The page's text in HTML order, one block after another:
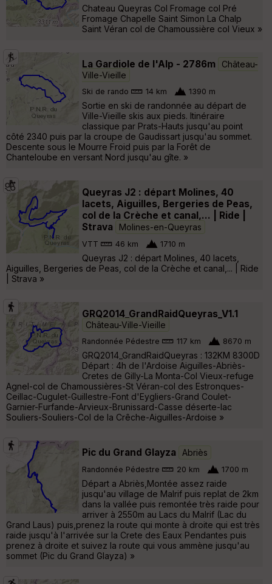
Chateau Queyras Col Fromage col Pré
Fromage Chapelle Saint Simon La Chalp
Saint Véran col de Chamoussière col Vieux »
La Gardiole de l'Alp - 2786m
Château-
Ville-Vieille
Ski de rando 14 km 1390 m
Sortie en ski de randonnée au départ de
Ville-Vieille skis aux pieds. Itinéraire
classique par Prats-Hauts jusqu'au point
côté 2340 puis par la croupe de Gaudissart jusqu'au sommet.
Descente sous le Mourre Froid puis par la Forêt de
Chanteloube en versant Nord jusqu'au gîte. »
Queyras J2 : départ Molines, 40
lacets, Aiguilles, Bergeries de Peas,
col de la Crèche et canal,... | Ride |
Strava
Molines-en-Queyras
VTT 46 km 1710 m
Queyras J2 : départ Molines, 40 lacets,
Aiguilles, Bergeries de Peas, col de la Crèche et canal,... | Ride
| Strava »
GRQ2014_GrandRaidQueyras_V1.1
Château-Ville-Vieille
Randonnée Pédestre 117 km 8670 m
GRQ2014_GrandRaidQueyras : 132KM 8300D
Départ : 4h de l'Ardoise Aiguilles-Abriès-
Cretes de Gilly-La Monta-Col Vieux-refuge
Agnel-col de Chamoussières-St Véran-col des Estronques-
Ceillac-Cugulet-Guillestre-Font d'Eygliers-Grand Coulet-
Garnier-Furfande-Arvieux-Brunissard-Casse déserte-lac
Souliers-Souliers-Col de la Crêche-Aiguilles-Ardoise »
Pic du Grand Glayza Abriès
Randonnée Pédestre 20 km 1700 m
Départ a Abriès,Montée assez raide
jusqu'au village de Malrif puis replat de 2km
dans la vallée puis remontée très raide pour
arriver à 2550m au Lacs du Malrif (Lac du
Grand Laus) puis,prenez la route qui monte à droite qui est très
raide jusqu'à l'arrivée sur la Crete des Eaux Pendantes puis
prenez à droite et suivez la route qui vous ammène jusqu'au
sommet (Pic du Grand Glayza) »